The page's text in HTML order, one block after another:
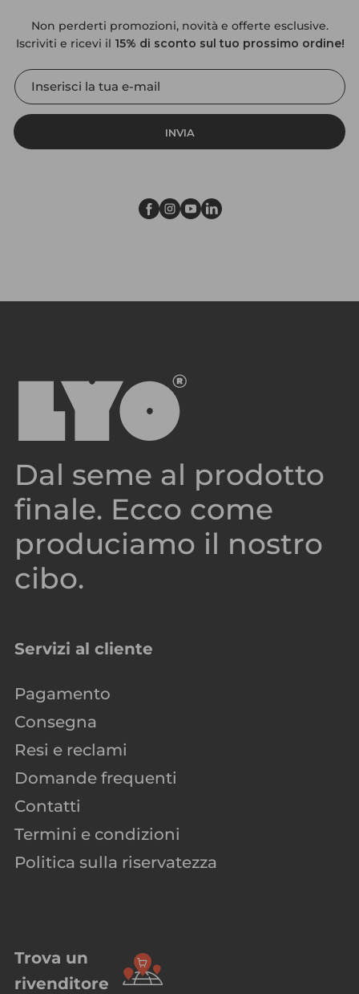
Non perderti promozioni, novità e offerte esclusive.
Iscriviti e ricevi il 15% di sconto sul tuo prossimo ordine!
INVIA
Dal seme al prodotto
finale. Ecco come
produciamo il nostro
cibo.
Servizi al cliente
Pagamento
Consegna
Resi e reclami
Domande frequenti
Contatti
Termini e condizioni
Politica sulla riservatezza
Trova un
rivenditore